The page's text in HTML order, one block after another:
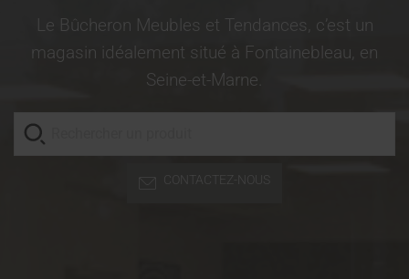
Le Bûcheron Meubles et Tendances, c’est un
magasin idéalement situé à Fontainebleau, en
Seine-et-Marne.
CONTACTEZ-NOUS